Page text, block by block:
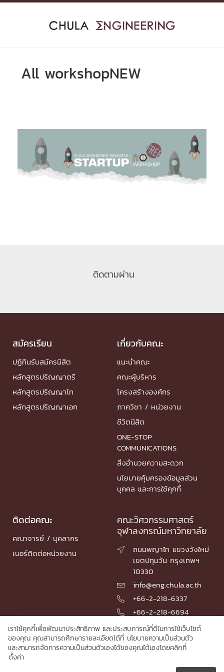
Skip
All workshopNEW
ติดตามผ่าน
สมัครเรียน
ปฏิทินรับสมัครนิสิต
หลักสูตรปริญญาตรี
หลักสูตรปริญญาโท
หลักสูตรปริญญาเอก
เกี่ยวกับคณะ
แนะนำคณะ
คณะผู้บริหาร
โครงสร้างองค์กร
ภาควิชา / หน่วยงาน
ชีวิตนิสิต
ONE-STOP
COMMUNICATIONS
สิ่งอำนวยความสะดวก
นโยบายคุ้มครองข้อมูลส่วน
บุคคล และการใช้คุกกี้
ติดต่อคณะ
คณาจารย์ / บุคลากร
เบอร์ติดต่อหน่วยงาน
คณะวิศวกรรมศาสตร์
จุฬาลงกรณ์มหาวิทยาลัย

ถนนพญาไท แขวงวังใหม่
เขตปทุมวัน กรุงเทพฯ
10330
 info@eng.chula.ac.th
 +66-2-218-6337
 +66-2-218-6694
© 2026 Faculty of Engineering, Chulalongkorn University
เราใช้คุกกี้เพื่อพัฒนาประสิทธิภาพ และประสบการณ์ที่ดีในการใช้เว็บไซต์
ของคุณ คุณสามารถศึกษารายละเอียดได้ที่ นโยบายความเป็นส่วนตัว
และสามารถจัดการความเป็นส่วนตัวเองได้ของคุณได้เองโดยคลิกที่
ตั้งค่า